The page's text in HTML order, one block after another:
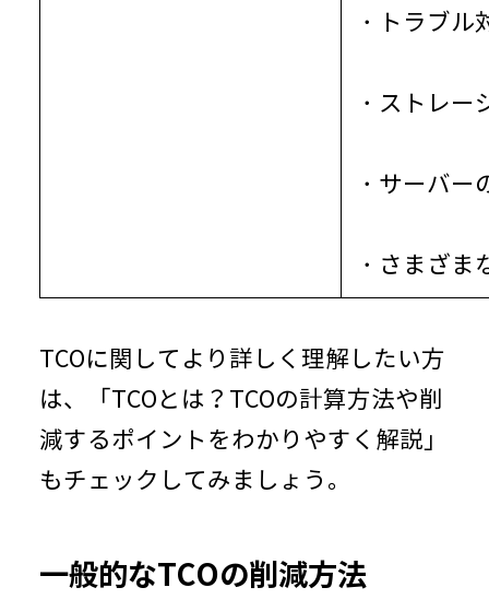
・トラブ
・ストレー
・サーバー
・さまざ
TCOに関してより詳しく理解したい方
は、「TCOとは？TCOの計算方法や削
減するポイントをわかりやすく解説 」
もチェックしてみましょう。
一般的なTCOの削減方法